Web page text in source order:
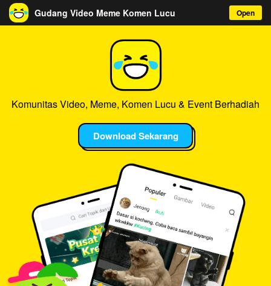
Gudang Video Meme Komen Lucu Open
Komunitas Video, Meme, Komen Lucu & Event Berhadiah
Download Sekarang